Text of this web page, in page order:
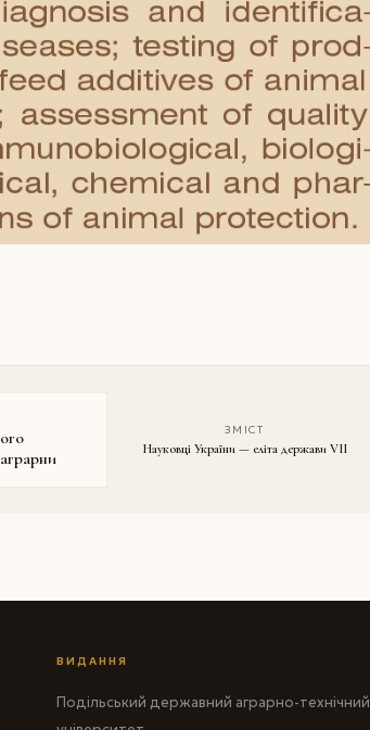
ЗМІСТ
Науковці України — еліта держави VII
ВИДАННЯ
Подільський державний аграрно-технічний